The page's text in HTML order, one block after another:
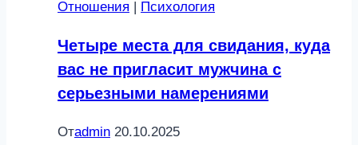
Отношения Психология
Четыре места для свидания, куда
вас не пригласит мужчина с
серьезными намерениями
Отadmin 20.10.2025